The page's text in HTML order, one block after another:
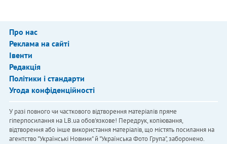
Про нас
Реклама на сайті
Івенти
Редакція
Політики і стандарти
Угода конфіденційності
У разі повного чи часткового відтворення матеріалів пряме
гіперпосилання на LB.ua обов'язкове! Передрук, копіювання,
відтворення або інше використання матеріалів, що містять посилання на
агентство "Українськi Новини" й "Українська Фото Група", заборонено.